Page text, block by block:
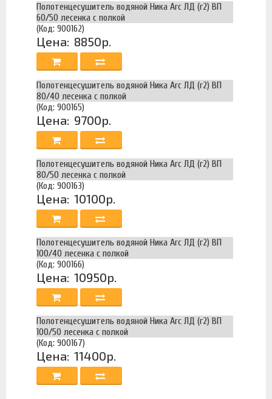
Полотенцесушитель водяной Ника Arc ЛД (г2) ВП
60/50 лесенка с полкой
(Код: 900162)
Цена: 8850р.
Полотенцесушитель водяной Ника Arc ЛД (г2) ВП
80/40 лесенка с полкой
(Код: 900165)
Цена: 9700р.
Полотенцесушитель водяной Ника Arc ЛД (г2) ВП
80/50 лесенка с полкой
(Код: 900163)
Цена: 10100р.
Полотенцесушитель водяной Ника Arc ЛД (г2) ВП
100/40 лесенка с полкой
(Код: 900166)
Цена: 10950р.
Полотенцесушитель водяной Ника Arc ЛД (г2) ВП
100/50 лесенка с полкой
(Код: 900167)
Цена: 11400р.